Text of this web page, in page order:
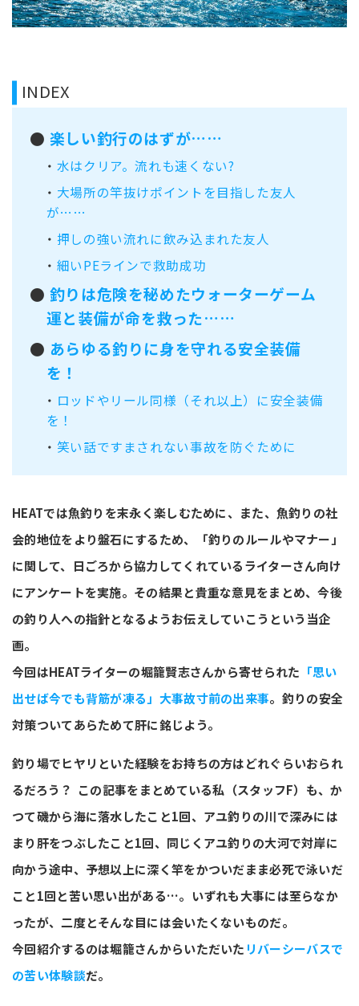
INDEX
● 楽しい釣行のはずが……
・ 水はクリア。流れも速くない?
・ 大場所の竿抜けポイントを目指した友人
が……
・ 押しの強い流れに飲み込まれた友人
・ 細いPEラインで救助成功
● 釣りは危険を秘めたウォーターゲーム
運と装備が命を救った……
● あらゆる釣りに身を守れる安全装備
を！
・ ロッドやリール同様（それ以上）に安全装備
を！
・ 笑い話ですまされない事故を防ぐために
HEATでは魚釣りを末永く楽しむために、また、魚釣りの社
会的地位をより盤石にするため、「釣りのルールやマナー」
に関して、日ごろから協力してくれているライターさん向け
にアンケートを実施。その結果と貴重な意見をまとめ、今後
の釣り人への指針となるようお伝えしていこうという当企
画。
今回はHEATライターの堀籠賢志さんから寄せられた 「思い
出せば今でも背筋が凍る」大事故寸前の出来事。釣りの安全
対策ついてあらためて肝に銘じよう。
釣り場でヒヤリといた経験をお持ちの方はどれぐらいおられ
るだろう？ この記事をまとめている私（スタッフF）も、か
つて磯から海に落水したこと1回、アユ釣りの川で深みには
まり肝をつぶしたこと1回、同じくアユ釣りの大河で対岸に
向かう途中、予想以上に深く竿をかついだまま必死で泳いだ
こと1回と苦い思い出がある…。いずれも大事には至らなか
ったが、二度とそんな目には会いたくないものだ。
今回紹介するのは堀籠さんからいただいた リバーシーバスで
の苦い体験談だ。